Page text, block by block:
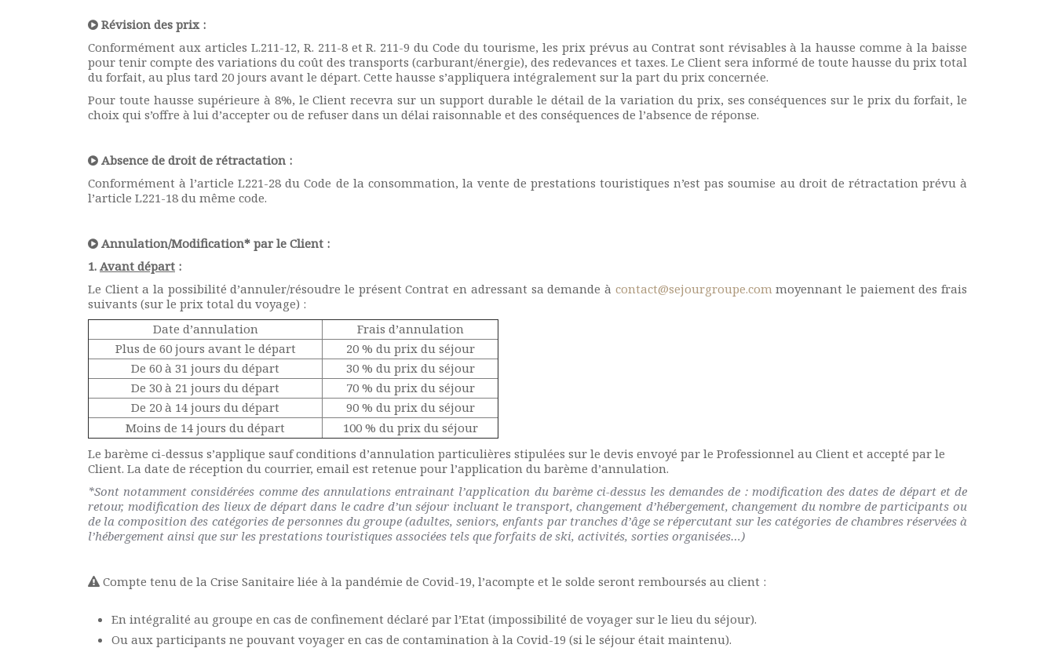
Révision des prix :
Conformément aux articles L.211-12, R. 211-8 et R. 211-9 du Code du tourisme, les prix prévus au Contrat sont révisables à la hausse comme à la baisse
pour tenir compte des variations du coût des transports (carburant/énergie), des redevances et taxes. Le Client sera informé de toute hausse du prix total
du forfait, au plus tard 20 jours avant le départ. Cette hausse s’appliquera intégralement sur la part du prix concernée.
Pour toute hausse supérieure à 8%, le Client recevra sur un support durable le détail de la variation du prix, ses conséquences sur le prix du forfait, le
choix qui s’offre à lui d’accepter ou de refuser dans un délai raisonnable et des conséquences de l’absence de réponse.
Absence de droit de rétractation :
Conformément à l’article L221-28 du Code de la consommation, la vente de prestations touristiques n’est pas soumise au droit de rétractation prévu à
l’article L221-18 du même code.
Annulation/Modification* par le Client :
1. Avant départ :
Le Client a la possibilité d’annuler/résoudre le présent Contrat en adressant sa demande à contact@sejourgroupe.commoyennant le paiement des frais
suivants (sur le prix total du voyage) :
Date d’annulation
Frais d’annulation
Plus de 60 jours avant le départ
20 % du prix du séjour
De 60 à 31 jours du départ
30 % du prix du séjour
De 30 à 21 jours du départ
70 % du prix du séjour
De 20 à 14 jours du départ
90 % du prix du séjour
Moins de 14 jours du départ
100 % du prix du séjour
Le barème ci-dessus s’applique sauf conditions d’annulation particulières stipulées sur le devis envoyé par le Professionnel au Client et accepté par le
Client. La date de réception du courrier, email est retenue pour l’application du barème d’annulation.
*Sont notamment considérées comme des annulations entrainant l’application du barème ci-dessus les demandes de : modification des dates de départ et de
retour, modification des lieux de départ dans le cadre d’un séjour incluant le transport, changement d’hébergement, changement du nombre de participants ou
de la composition des catégories de personnes du groupe (adultes, seniors, enfants par tranches d’âge se répercutant sur les catégories de chambres réservées à
l’hébergement ainsi que sur les prestations touristiques associées tels que forfaits de ski, activités, sorties organisées…)
Compte tenu de la Crise Sanitaire liée à la pandémie de Covid-19, l’acompte et le solde seront remboursés au client :
En intégralité au groupe en cas de confinement déclaré par l’Etat (impossibilité de voyager sur le lieu du séjour).
Ou aux participants ne pouvant voyager en cas de contamination à la Covid-19 (si le séjour était maintenu).